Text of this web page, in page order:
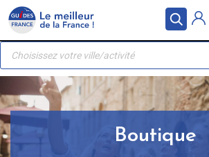
Panneau de gestion des cookies
Skip
content
Recherche
produits
Boutique